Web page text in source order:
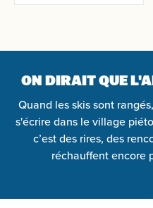
ON DIRAIT QUE
Quand les skis sont
s'écrire dans le village
c’est des rires, des
réchauffent encore
Enfants